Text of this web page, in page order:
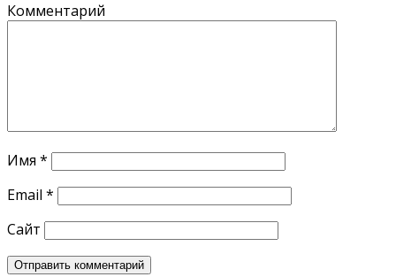
Комментарий
Имя *
Email *
Сайт